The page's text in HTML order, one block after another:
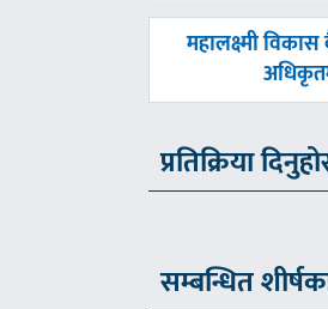
पछिल्लाे
महालक्ष्मी
प्रतिक्रिया
सम्बन्धित